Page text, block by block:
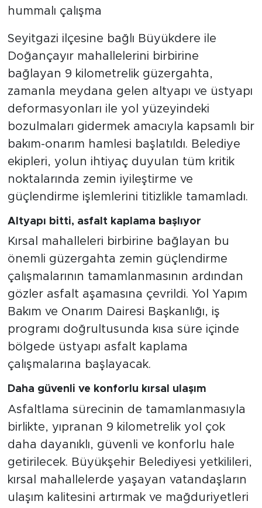
hummalı çalışma
Seyitgazi ilçesine bağlı Büyükdere ile
Doğançayır mahallelerini birbirine
bağlayan 9 kilometrelik güzergahta,
zamanla meydana gelen altyapı ve üstyapı
deformasyonları ile yol yüzeyindeki
bozulmaları gidermek amacıyla kapsamlı bir
bakım-onarım hamlesi başlatıldı. Belediye
ekipleri, yolun ihtiyaç duyulan tüm kritik
noktalarında zemin iyileştirme ve
güçlendirme işlemlerini titizlikle tamamladı.
Altyapı bitti, asfalt kaplama başlıyor
Kırsal mahalleleri birbirine bağlayan bu
önemli güzergahta zemin güçlendirme
çalışmalarının tamamlanmasının ardından
gözler asfalt aşamasına çevrildi. Yol Yapım
Bakım ve Onarım Dairesi Başkanlığı, iş
programı doğrultusunda kısa süre içinde
bölgede üstyapı asfalt kaplama
çalışmalarına başlayacak.
Daha güvenli ve konforlu kırsal ulaşım
Asfaltlama sürecinin de tamamlanmasıyla
birlikte, yıpranan 9 kilometrelik yol çok
daha dayanıklı, güvenli ve konforlu hale
getirilecek. Büyükşehir Belediyesi yetkilileri,
kırsal mahallelerde yaşayan vatandaşların
ulaşım kalitesini artırmak ve mağduriyetleri